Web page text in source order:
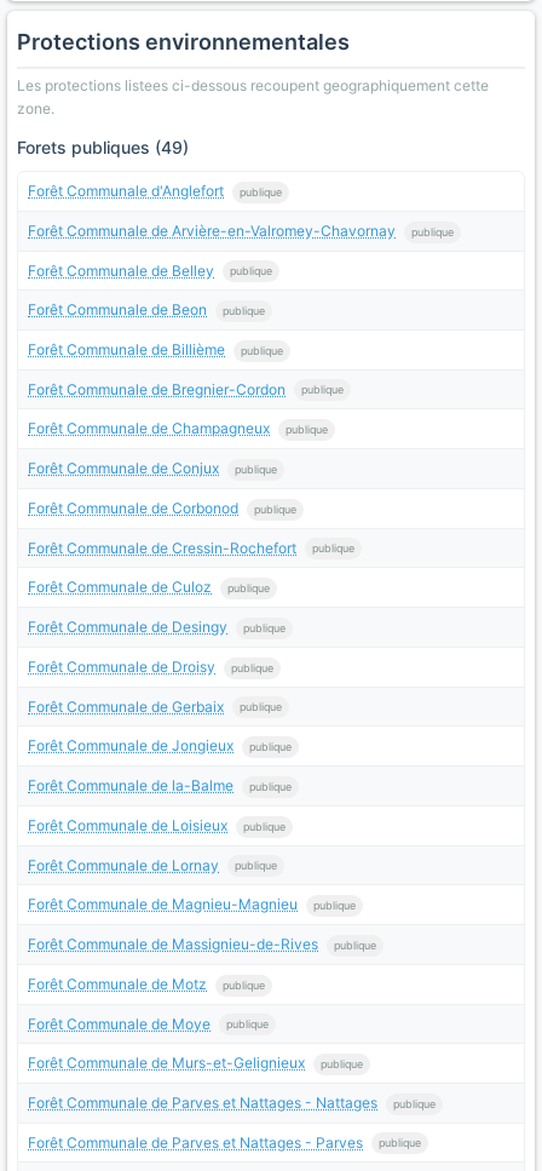
Protections environnementales
Les protections listees ci-dessous recoupent geographiquement cette
zone.
Forets publiques (49)
Forêt Communale d'Anglefort publique
Forêt Communale de Arvière-en-Valromey-Chavornay publique
Forêt Communale de Belley publique
Forêt Communale de Beon publique
Forêt Communale de Billième publique
Forêt Communale de Bregnier-Cordon publique
Forêt Communale de Champagneux publique
Forêt Communale de Conjux publique
Forêt Communale de Corbonod publique
Forêt Communale de Cressin-Rochefort publique
Forêt Communale de Culoz publique
Forêt Communale de Desingy publique
Forêt Communale de Droisy publique
Forêt Communale de Gerbaix publique
Forêt Communale de Jongieux publique
Forêt Communale de la-Balme publique
Forêt Communale de Loisieux publique
Forêt Communale de Lornay publique
Forêt Communale de Magnieu-Magnieu publique
Forêt Communale de Massignieu-de-Rives publique
Forêt Communale de Motz publique
Forêt Communale de Moye publique
Forêt Communale de Murs-et-Gelignieux publique
Forêt Communale de Parves et Nattages - Nattages publique
Forêt Communale de Parves et Nattages - Parves publique